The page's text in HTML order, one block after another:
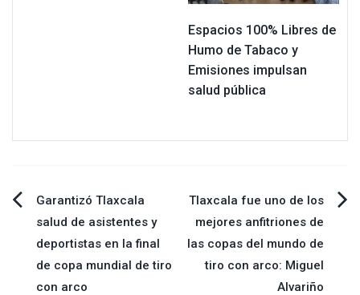
Espacios 100% Libres de
Humo de Tabaco y
Emisiones impulsan
salud pública
Navegación
de
entradas
Garantizó Tlaxcala
salud de asistentes y
deportistas en la final
de copa mundial de tiro
con arco
Tlaxcala fue uno de los
mejores anfitriones de
las copas del mundo de
tiro con arco: Miguel
Alvariño